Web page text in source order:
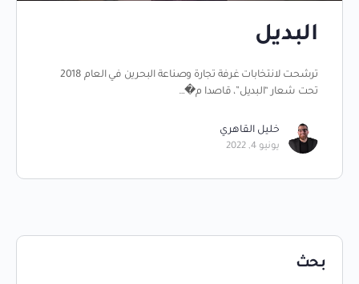
البديل
ترشحت لانتخابات غرفة تجارة وصناعة البحرين في العام 2018
تحت شعار “البديل”، قاصدا م�…
خليل القاهري
يونيو 4, 2022
بحث